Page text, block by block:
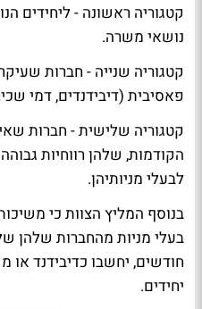
קטגוריה ראשונה - ליחידים
נושאי משרה.
קטגוריה שנייה - חברות
פאסיבית (דיבידנדים, דמי
קטגוריה שלישית - חברות
הקודמות, שלהן רווחיות
לבעלי מניותיהן.
בנוסף המליץ הצוות כי
חודשים, יחשבו כדיבידנד או
יחידים.